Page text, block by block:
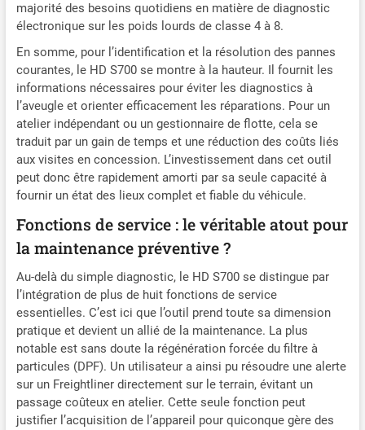
majorité des besoins quotidiens en matière de diagnostic
électronique sur les poids lourds de classe 4 à 8.
En somme, pour l’identification et la résolution des pannes
courantes, le HD S700 se montre à la hauteur. Il fournit les
informations nécessaires pour éviter les diagnostics à
l’aveugle et orienter efficacement les réparations. Pour un
atelier indépendant ou un gestionnaire de flotte, cela se
traduit par un gain de temps et une réduction des coûts liés
aux visites en concession. L’investissement dans cet outil
peut donc être rapidement amorti par sa seule capacité à
fournir un état des lieux complet et fiable du véhicule.
Fonctions de service : le véritable atout pour
la maintenance préventive ?
Au-delà du simple diagnostic, le HD S700 se distingue par
l’intégration de plus de huit fonctions de service
essentielles. C’est ici que l’outil prend toute sa dimension
pratique et devient un allié de la maintenance. La plus
notable est sans doute la régénération forcée du filtre à
particules (DPF). Un utilisateur a ainsi pu résoudre une alerte
sur un Freightliner directement sur le terrain, évitant un
passage coûteux en atelier. Cette seule fonction peut
justifier l’acquisition de l’appareil pour quiconque gère des